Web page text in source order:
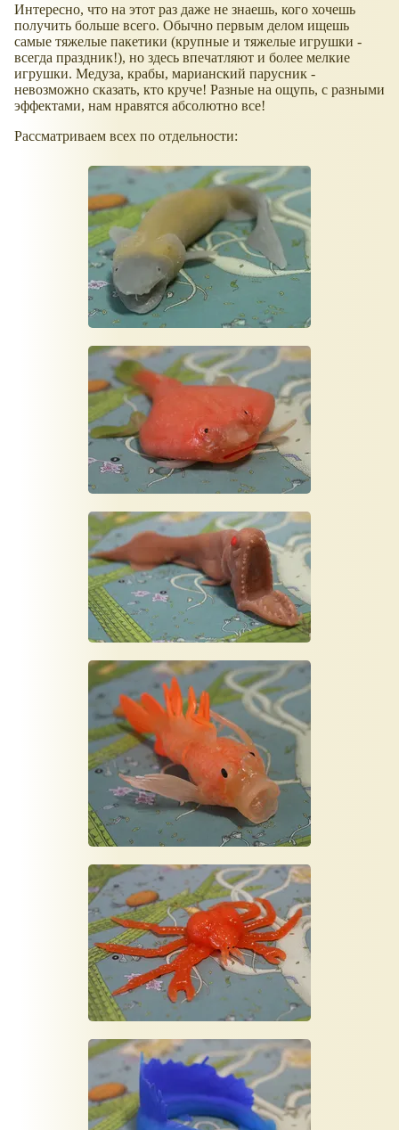
Интересно, что на этот раз даже не знаешь, кого хочешь
получить больше всего. Обычно первым делом ищешь
самые тяжелые пакетики (крупные и тяжелые игрушки -
всегда праздник!), но здесь впечатляют и более мелкие
игрушки. Медуза, крабы, марианский парусник -
невозможно сказать, кто круче! Разные на ощупь, с разными
эффектами, нам нравятся абсолютно все!
Рассматриваем всех по отдельности: